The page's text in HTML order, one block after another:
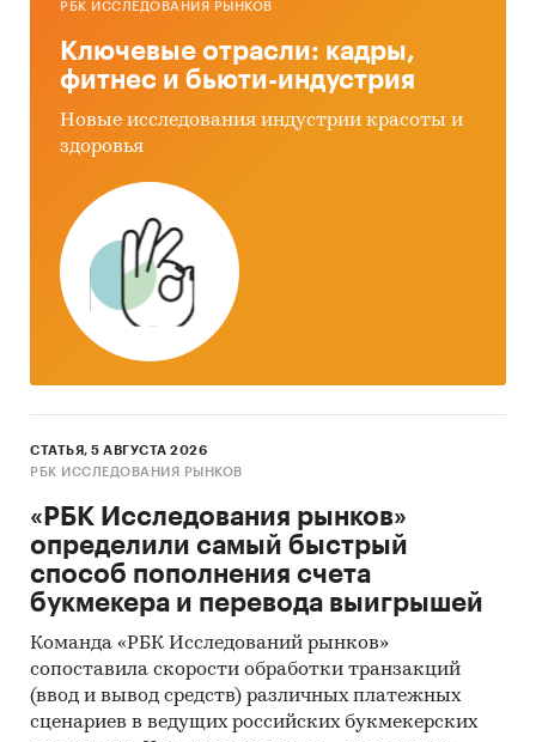
РБК ИССЛЕДОВАНИЯ РЫНКОВ
Ключевые отрасли: кадры,
фитнес и бьюти-индустрия
Новые исследования индустрии красоты и
здоровья
СТАТЬЯ, 5 АВГУСТА 2026
РБК ИССЛЕДОВАНИЯ РЫНКОВ
«РБК Исследования рынков»
определили самый быстрый
способ пополнения счета
букмекера и перевода выигрышей
Команда «РБК Исследований рынков»
сопоставила скорости обработки транзакций
(ввод и вывод средств) различных платежных
сценариев в ведущих российских букмекерских